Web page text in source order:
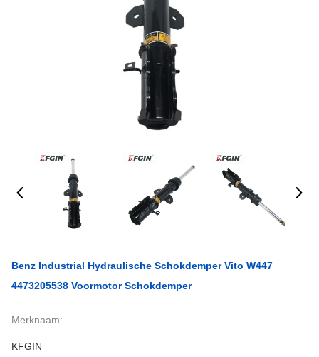
Benz Industrial Hydraulische Schokdemper Vito W447
4473205538 Voormotor Schokdemper
Merknaam:
KFGIN